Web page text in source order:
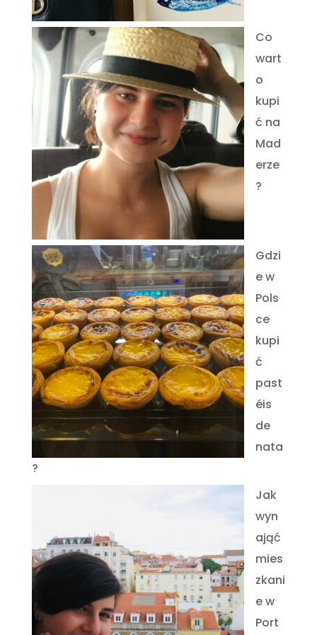
Co
wart
o
kupi
ć na
Mad
erze
?
Gdzi
e w
Pols
ce
kupi
ć
past
éis
de
nata
?
Jak
wyn
ająć
mies
zkani
e w
Port